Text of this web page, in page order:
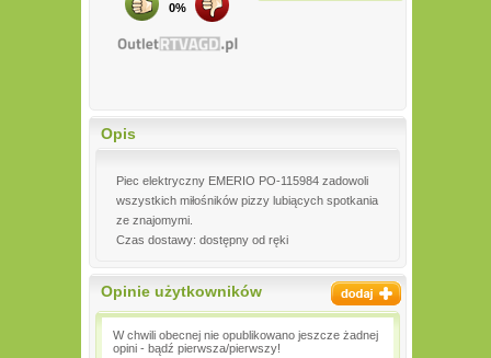
0%
Opis
Piec elektryczny EMERIO PO-115984 zadowoli
wszystkich miłośników pizzy lubiących spotkania
ze znajomymi.
Czas dostawy: dostępny od ręki
Opinie użytkowników
W chwili obecnej nie opublikowano jeszcze żadnej
opini - bądź pierwsza/pierwszy!